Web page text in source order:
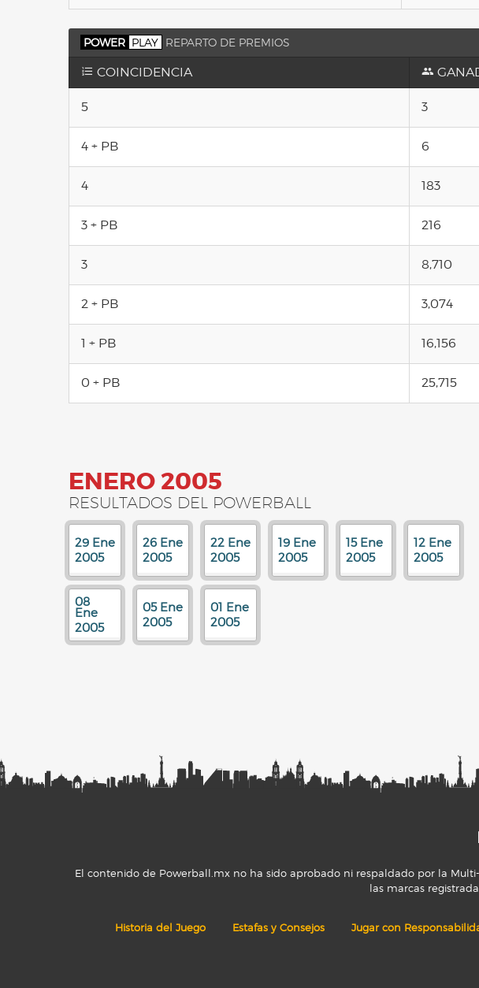
POWER PLAY REPARTO DE PREMIOS
COINCIDENCIA
5 3
4 + PB 6
4 183
3 + PB 216
3 8,710
2 + PB 3,074
1 + PB 16,156
0 + PB 25,715
ENERO 2005
RESULTADOS DEL POWERBALL
29 Ene
2005
26 Ene
2005
22 Ene
2005
19 Ene
2005
15 Ene
2005
12 Ene
2005
08
Ene
2005
05 Ene
2005
01 Ene
2005
El contenido de Powerball.mx no ha sido aprobado ni respaldado por la
las marcas
Historia del Juego Estafas y Consejos Jugar con